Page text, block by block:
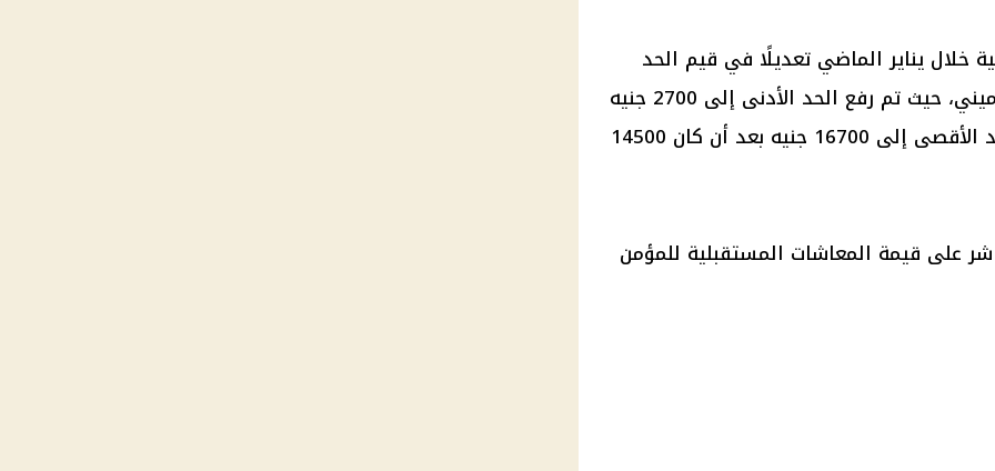
خلال يناير الماضي تعديلًا في قيم الحد
الأدنى والأقصى لأجر الاشتراك التأميني، حيث تم رفع الحد الأدنى إلى 2700 جنيه
بدلًا من 2300 جنيه، فيما ارتفع الحد الأقصى إلى 16700 جنيه بعد أن كان 14500
على قيمة المعاشات المستقبلية للمؤمن